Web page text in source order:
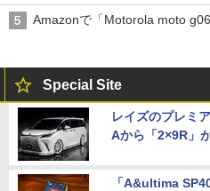
Amazonで「Motorola moto
Special Site
レイズのプレミ
Aから「2×9R」
「A&ultima